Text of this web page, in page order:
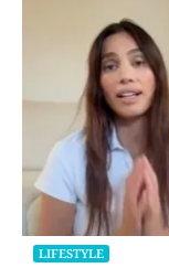
LIFESTYLE